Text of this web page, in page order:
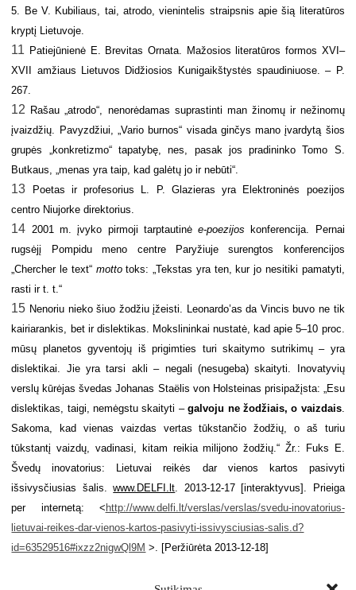
5. Be V. Kubiliaus, tai, atrodo, vienintelis straipsnis apie šią literatūros
kryptį Lietuvoje.
11 Patiejūnienė E. Brevitas Ornata. Mažosios literatūros formos XVI–
XVII amžiaus Lietuvos Didžiosios Kunigaikštystės spaudiniuose. – P.
267.
12 Rašau „atrodo“, nenorėdamas suprastinti man žinomų ir nežinomų
įvaizdžių. Pavyzdžiui, „Vario burnos“ visada ginčys mano įvardytą šios
grupės „konkretizmo“ tapatybę, nes, pasak jos pradininko Tomo S.
Butkaus, „menas yra taip, kad galėtų jo ir nebūti“.
13
Poetas ir profesorius L. P. Glazieras yra Elektroninės poezijos
centro Niujorke direktorius.
14 2001 m. įvyko pirmoji tarptautinėe-poezijos konferencija. Pernai
rugsėjį Pompidu meno centre Paryžiuje surengtos konferencijos
„Chercher le text“ mottotoks: „Tekstas yra ten, kur jo nesitiki pamatyti,
rasti ir t. t.“
15 Nenoriu nieko šiuo žodžiu įžeisti. Leonardo’as da Vincis buvo ne tik
kairiarankis, bet ir dislektikas. Mokslininkai nustatė, kad apie 5–10 proc.
mūsų planetos gyventojų iš prigimties turi skaitymo sutrikimų – yra
dislektikai. Jie yra tarsi akli – negali (nesugeba) skaityti. Inovatyvių
verslų kūrėjas švedas Johanas Staёlis von Holsteinas prisipažįsta: „Esu
dislektikas, taigi, nemėgstu skaityti –galvoju ne žodžiais, o vaizdais.
Sakoma, kad vienas vaizdas vertas tūkstančio žodžių, o aš turiu
tūkstantį vaizdų, vadinasi, kitam reikia milijono žodžių.“ Žr.: Fuks E.
Švedų inovatorius: Lietuvai reikės dar vienos kartos pasivyti
išsivysčiusias šalis.www.DELFI.lt. 2013-12-17 [interaktyvus]. Prieiga
per internetą: < http://www.delfi.lt/verslas/verslas/svedu-inovatorius-
lietuvai-reikes-dar-vienos-kartos-pasivyti-issivysciusias-salis.d?
id=63529516#ixzz2nigwQl9M >. [Peržiūrėta 2013-12-18]